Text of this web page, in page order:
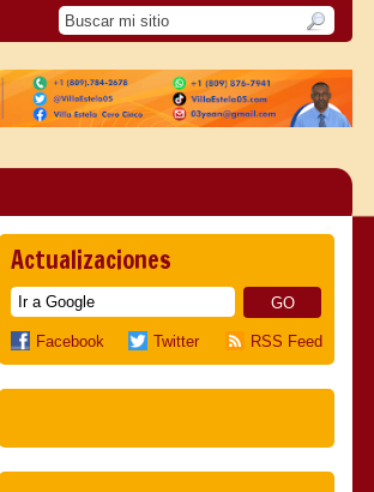
Actualizaciones
Facebook Twitter RSS Feed